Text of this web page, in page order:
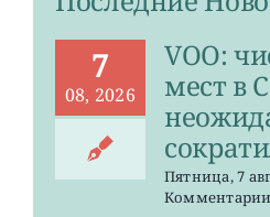
7
08, 2026
VOO:
мест в
Пятница, 7
Комментарии